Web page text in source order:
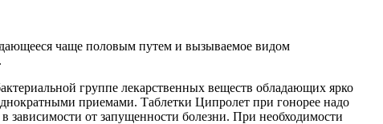
чаще половым путем и вызываемое видом
группе лекарственных веществ обладающих ярко
приемами. Таблетки Ципролет при гонорее надо
зависимости от запущенности болезни. При необходимости